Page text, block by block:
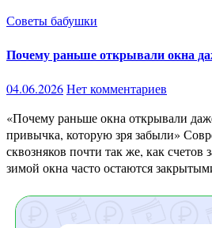
Советы бабушки
Почему раньше открывали окна
04.06.2026Нет комментариев
«Почему раньше окна открывали даже зимой: старая
привычка, которую зря забыли»
сквозняков почти так же, как счетов
зимой окна часто остаются